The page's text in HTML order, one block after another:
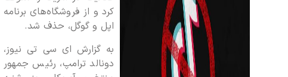
کرد و از فروشگاه‌های برنامه
اپل و گوگل، حذف شد.
به گزارش ای سی تی نیوز،
دونالد ترامپ، رئیس جمهور